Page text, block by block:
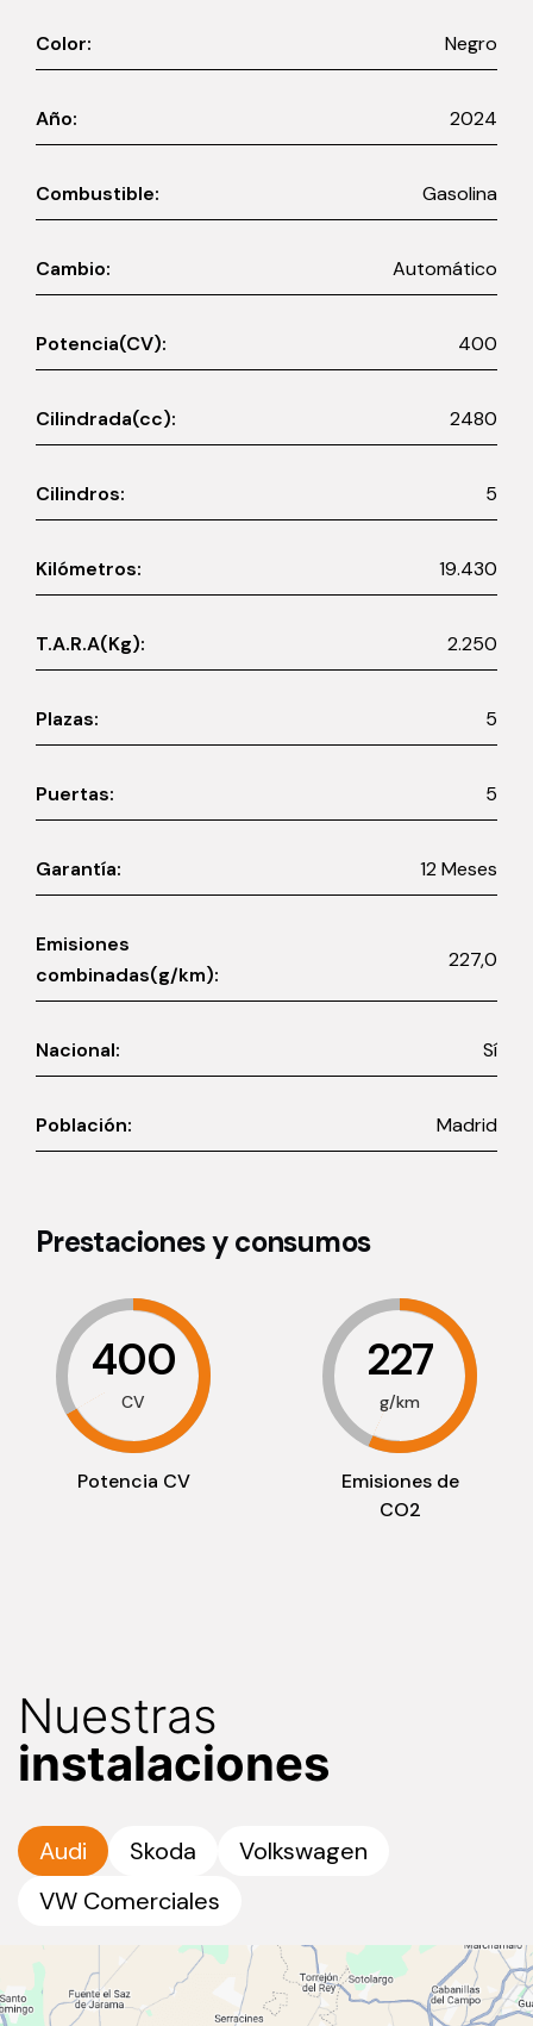
Color: Negro
Año: 2024
Combustible: Gasolina
Cambio: Automático
Potencia(CV): 400
Cilindrada(cc): 2480
Cilindros: 5
Kilómetros: 19.430
T.A.R.A(Kg): 2.250
Plazas: 5
Puertas: 5
Garantía: 12 Meses
Emisiones
combinadas(g/km):
227,0
Nacional: Sí
Población: Madrid
Prestaciones y consumos
400
CV
Potencia CV
227
g/km
Emisiones de
CO2
Nuestras
instalaciones
Audi Skoda
Volkswagen
VW Comerciales